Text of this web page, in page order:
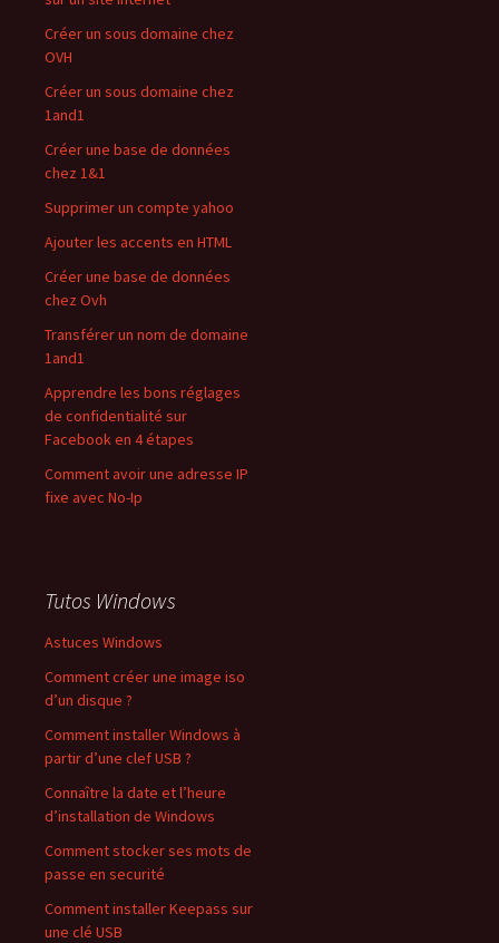
Créer un sous domaine chez
OVH
Créer un sous domaine chez
1and1
Créer une base de données
chez 1&1
Supprimer un compte yahoo
Ajouter les accents en HTML
Créer une base de données
chez Ovh
Transférer un nom de domaine
1and1
Apprendre les bons réglages
de confidentialité sur
Facebook en 4 étapes
Comment avoir une adresse IP
fixe avec No-Ip
Tutos Windows
Astuces Windows
Comment créer une image iso
d’un disque ?
Comment installer Windows à
partir d’une clef USB ?
Connaître la date et l’heure
d’installation de Windows
Comment stocker ses mots de
passe en securité
Comment installer Keepass sur
une clé USB